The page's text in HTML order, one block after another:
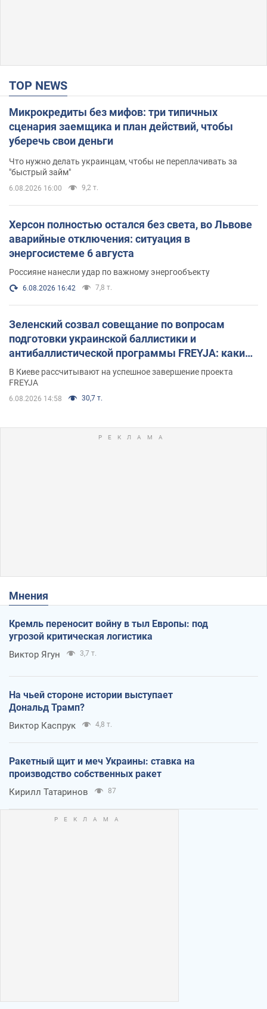
TOP NEWS
Микрокредиты без мифов: три типичных
сценария заемщика и план действий, чтобы
уберечь свои деньги
Что нужно делать украинцам, чтобы не переплачивать за
"быстрый займ"
6.08.2026 16:00 9,2 т.
Херсон полностью остался без света, во Львове
аварийные отключения: ситуация в
энергосистеме 6 августа
Россияне нанесли удар по важному энергообъекту
6.08.2026 16:42 7,8 т.
Зеленский созвал совещание по вопросам
подготовки украинской баллистики и
антибаллистической программы FREYJA: какие
решения готовятся
В Киеве рассчитывают на успешное завершение проекта
FREYJA
6.08.2026 14:58 30,7 т.
Мнения
Кремль переносит войну в тыл Европы: под
угрозой критическая логистика
Виктор Ягун 3,7 т.
На чьей стороне истории выступает
Дональд Трамп?
Виктор Каспрук 4,8 т.
Ракетный щит и меч Украины: ставка на
производство собственных ракет
Кирилл Татаринов 87